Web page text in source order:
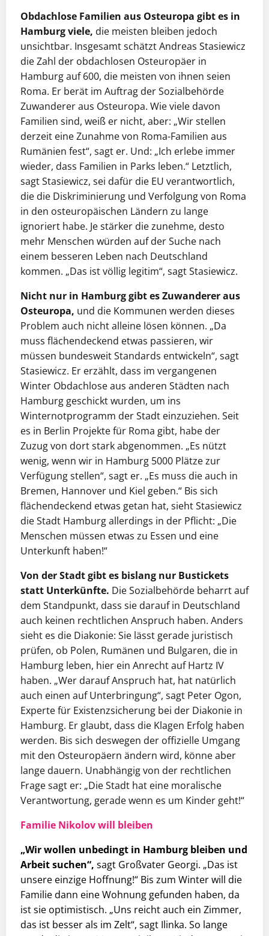
Obdachlose Familien aus Osteuropa gibt es in
Hamburg viele, die meisten bleiben jedoch
unsichtbar. Insgesamt schätzt Andreas Stasiewicz
die Zahl der obdachlosen Osteuropäer in
Hamburg auf 600, die meisten von ihnen seien
Roma. Er berät im Auftrag der Sozialbehörde
Zuwanderer aus Osteuropa. Wie viele davon
Familien sind, weiß er nicht, aber: „Wir stellen
derzeit eine Zunahme von Roma-Familien aus
Rumänien fest“, sagt er. Und: „Ich erlebe immer
wieder, dass Familien in Parks leben.“ Letztlich,
sagt Stasiewicz, sei dafür die EU verantwortlich,
die die Diskriminierung und Verfolgung von Roma
in den osteuropäischen Ländern zu lange
ignoriert habe. Je stärker die zunehme, desto
mehr Menschen würden auf der Suche nach
einem besseren Leben nach Deutschland
kommen. „Das ist völlig legitim“, sagt Stasiewicz.
Nicht nur in Hamburg gibt es Zuwanderer aus
Osteuropa, und die Kommunen werden dieses
Problem auch nicht alleine lösen können. „Da
muss flächendeckend etwas passieren, wir
müssen bundesweit Standards entwickeln“, sagt
Stasiewicz. Er erzählt, dass im vergangenen
Winter Obdachlose aus anderen Städten nach
Hamburg geschickt wurden, um ins
Winternotprogramm der Stadt einzuziehen. Seit
es in Berlin Projekte für Roma gibt, habe der
Zuzug von dort stark abgenommen. „Es nützt
wenig, wenn wir in Hamburg 5000 Plätze zur
Verfügung stellen“, sagt er. „Es muss die auch in
Bremen, Hannover und Kiel geben.“ Bis sich
flächendeckend etwas getan hat, sieht Stasiewicz
die Stadt Hamburg allerdings in der Pflicht: „Die
Menschen müssen etwas zu Essen und eine
Unterkunft haben!“
Von der Stadt gibt es bislang nur Bustickets
statt Unterkünfte. Die Sozialbehörde beharrt auf
dem Standpunkt, dass sie darauf in Deutschland
auch keinen rechtlichen Anspruch haben. Anders
sieht es die Diakonie: Sie lässt gerade juristisch
prüfen, ob Polen, Rumänen und Bulgaren, die in
Hamburg leben, hier ein Anrecht auf Hartz IV
haben. „Wer darauf Anspruch hat, hat natürlich
auch einen auf Unterbringung“, sagt Peter Ogon,
Experte für Existenzsicherung bei der Diakonie in
Hamburg. Er glaubt, dass die Klagen Erfolg haben
werden. Bis sich deswegen der offizielle Umgang
mit den Osteuropäern ändern wird, könne aber
lange dauern. Unabhängig von der rechtlichen
Frage sagt er: „Die Stadt hat eine moralische
Verantwortung, gerade wenn es um Kinder geht!“
Familie Nikolov will bleiben
„Wir wollen unbedingt in Hamburg bleiben und
Arbeit suchen“, sagt Großvater Georgi. „Das ist
unsere einzige Hoffnung!“ Bis zum Winter will die
Familie dann eine Wohnung gefunden haben, da
ist sie optimistisch. „Uns reicht auch ein Zimmer,
das ist besser als im Zelt“, sagt Ilinka. So lange